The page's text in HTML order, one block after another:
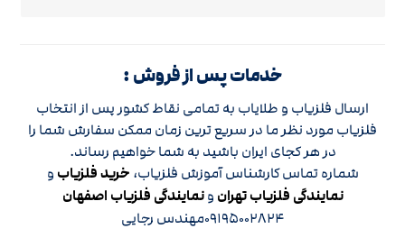
خدمات پس از فروش :
ارسال فلزیاب و طلایاب به تمامی نقاط کشور پس از انتخاب
فلزیاب مورد نظر ما در سریع ترین زمان ممکن سفارش شما را
در هر کجای ایران باشید به شما خواهیم رساند.
شماره تماس کارشناس آموزش فلزیاب، خرید فلزیاب و
نمایندگی فلزیاب تهران ونمایندگی فلزیاب اصفهان
۰۹۱۹۵۰۰۲۸۲۴مهندس رجایی